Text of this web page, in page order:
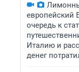
европейский
очередь к
Италию и
денег